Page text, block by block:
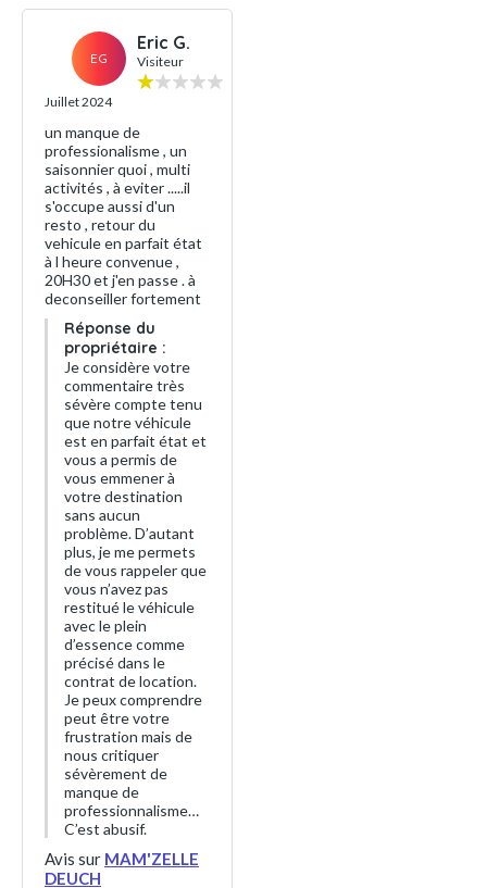
EG
Eric G.
Visiteur
Juillet 2024
un manque de
professionalisme , un
saisonnier quoi , multi
activités , à eviter .....il
s'occupe aussi d'un
resto , retour du
vehicule en parfait état
à l heure convenue ,
20H30 et j'en passe . à
deconseiller fortement
Réponse du
propriétaire :
Je considère votre
commentaire très
sévère compte tenu
que notre véhicule
est en parfait état et
vous a permis de
vous emmener à
votre destination
sans aucun
problème. D’autant
plus, je me permets
de vous rappeler que
vous n’avez pas
restitué le véhicule
avec le plein
d’essence comme
précisé dans le
contrat de location.
Je peux comprendre
peut être votre
frustration mais de
nous critiquer
sévèrement de
manque de
professionnalisme…
C’est abusif.
Avis sur MAM'ZELLE
DEUCH